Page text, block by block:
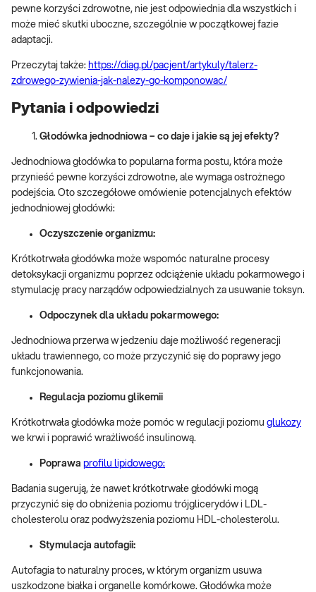
pewne korzyści zdrowotne, nie jest odpowiednia dla wszystkich i
może mieć skutki uboczne, szczególnie w początkowej fazie
adaptacji.
Przeczytaj także: https://diag.pl/pacjent/artykuly/talerz-
zdrowego-zywienia-jak-nalezy-go-komponowac/
Pytania i odpowiedzi
Głodówka jednodniowa – co daje i jakie są jej efekty?
Jednodniowa głodówka to popularna forma postu, która może
przynieść pewne korzyści zdrowotne, ale wymaga ostrożnego
podejścia. Oto szczegółowe omówienie potencjalnych efektów
jednodniowej głodówki:
Oczyszczenie organizmu:
Krótkotrwała głodówka może wspomóc naturalne procesy
detoksykacji organizmu poprzez odciążenie układu pokarmowego i
stymulację pracy narządów odpowiedzialnych za usuwanie toksyn.
Odpoczynek dla układu pokarmowego:
Jednodniowa przerwa w jedzeniu daje możliwość regeneracji
układu trawiennego, co może przyczynić się do poprawy jego
funkcjonowania.
Regulacja poziomu glikemii
Krótkotrwała głodówka może pomóc w regulacji poziomu glukozy
we krwi i poprawić wrażliwość insulinową.
Poprawa profilu lipidowego:
Badania sugerują, że nawet krótkotrwałe głodówki mogą
przyczynić się do obniżenia poziomu trójglicerydów i LDL-
cholesterolu oraz podwyższenia poziomu HDL-cholesterolu.
Stymulacja autofagii:
Autofagia to naturalny proces, w którym organizm usuwa
uszkodzone białka i organelle komórkowe. Głodówka może